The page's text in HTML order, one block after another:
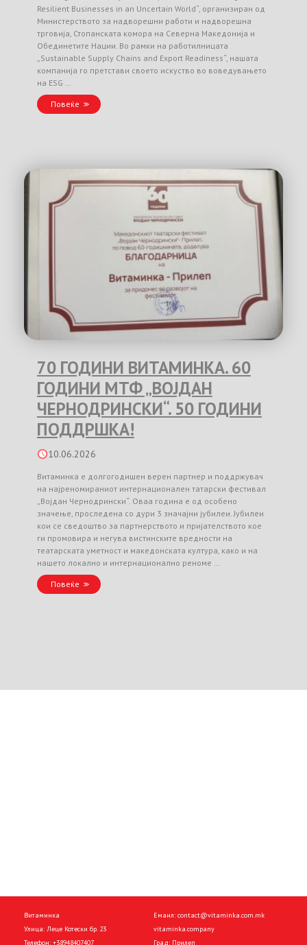
Resilient Businesses in an Uncertain World“, организиран од
Министерството за надворешни работи и надворешна
трговија, Стопанската комора на Северна Македонија и
Обединетите Нации. Во рамки на работилницата
„Sustainable Supply Chains and Export Readiness“, нашата
компанија го претстави своето искуство во воведувањето
на ESG …
Повеќе
70 ГОДИНИ ВИТАМИНКА. 60
ГОДИНИ МТФ „ВОЈДАН
ЧЕРНОДРИНСКИ“. 50 ГОДИНИ
ПОДДРШКА!
10.06.2026
Витаминка е долгогодишен верен партнер и поддржувач
на најреномираниот интернационален татарски фестивал
„Војдан Чернодрински“. Оваа година е од особено
значење, проследена со дури 3 значајни јубилеи. Јубилеи
кои се сведоштво за партнерството и пријателството кое
ги промовира и негува вистинските вредности на
театарската уметност и македонската култура, како и на
нашето локално и интернационално реноме …
Повеќе
Витаминка
Улица: Леце Котески бр. 23
Телефон: +38948407407
Емаил: contact@vitaminka.com.mk
vitaminka.company
Град: Прилеп